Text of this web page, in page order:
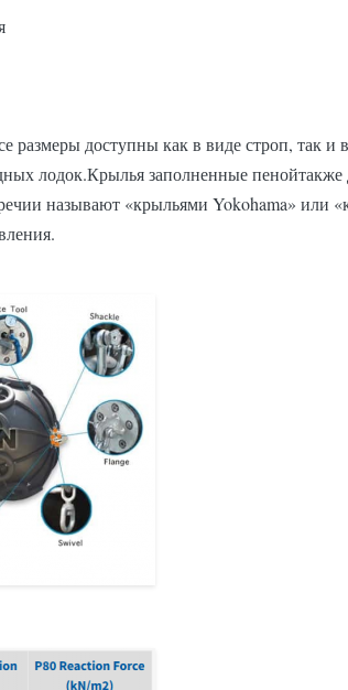
доступны как в виде строп, так
лодок.Крылья заполненные пенойтакже
называют «крыльями Yokohama» или